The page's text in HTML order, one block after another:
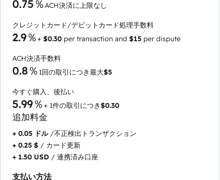
0.75％ACH決済に上限なし
クレジットカード/デビットカード処理手数料
2.9％+ $0.30 per transaction and $15 per dispute
ACH決済手数料
0.8％ 1回の取引につき最大$5
今すぐ購入、後払い
5.99％+ 1件の取引につき$0.30
追加料金
+ 0.05 ドル/不正検出トランザクション
+ 0.25 $ / カード更新
+ 1.50 USD / 連携済み口座
支払い方法